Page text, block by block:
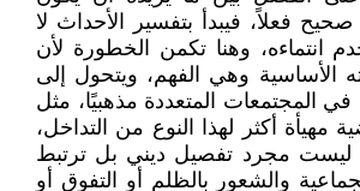
فعلاً، فيبدأ بتفسير الأحداث لا
انتماءه، وهنا تكمن الخطورة لأن
الأساسية وهي الفهم، ويتحول إلى
في المجتمعات المتعددة مذهبيًا، مثل
مهيأة أكثر لهذا النوع من التداخل،
ليست مجرد تفصيل ديني بل ترتبط
والشعور بالظلم أو التفوق أو